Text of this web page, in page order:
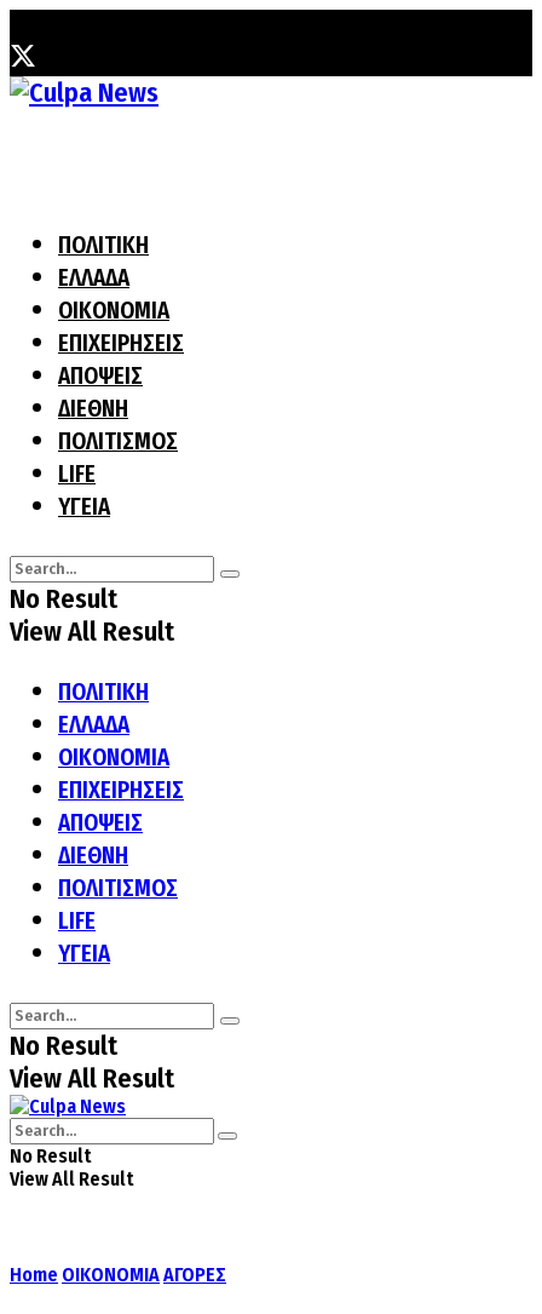
ΠΟΛΙΤΙΚΗ
ΕΛΛΑΔΑ
ΟΙΚΟΝΟΜΙΑ
ΕΠΙΧΕΙΡΗΣΕΙΣ
ΑΠΟΨΕΙΣ
ΔΙΕΘΝΗ
ΠΟΛΙΤΙΣΜΟΣ
LIFE
ΥΓΕΙΑ
No Result
View All Result
ΠΟΛΙΤΙΚΗ
ΕΛΛΑΔΑ
ΟΙΚΟΝΟΜΙΑ
ΕΠΙΧΕΙΡΗΣΕΙΣ
ΑΠΟΨΕΙΣ
ΔΙΕΘΝΗ
ΠΟΛΙΤΙΣΜΟΣ
LIFE
ΥΓΕΙΑ
No Result
View All Result
No Result
View All Result
Home ΟΙΚΟΝΟΜΙΑΑΓΟΡΕΣ